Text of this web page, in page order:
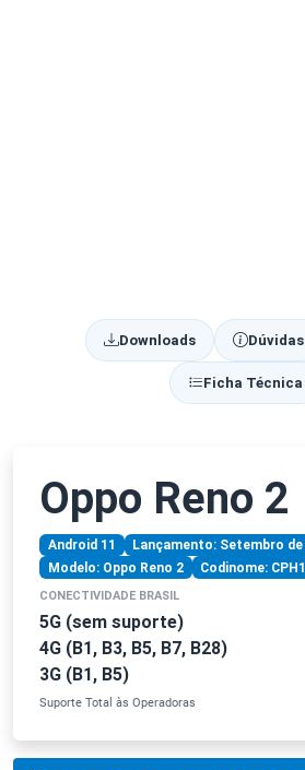
Downloads
Ficha Técnica
Oppo Reno 2
Android 11
Lançamento: Setembro de
Modelo: Oppo Reno 2
Codinome:
CONECTIVIDADE BRASIL
5G (sem suporte)
4G (B1, B3, B5, B7, B28)
3G (B1, B5)
Suporte Total às Operadoras